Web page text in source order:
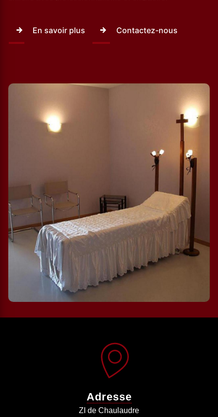
En savoir plus Contactez-nous
Adresse
ZI de Chaulaudre